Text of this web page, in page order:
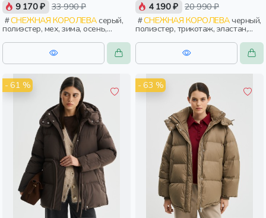
9 170 ₽ 33 990 ₽
СНЕЖНАЯ КОРОЛЕВАсерый,
полиэстер, мех, зима, осень,
россия, прямые, застежка,
утепленные, стеганые, кнопки,
прорези, карман, воротник, пояс,
женщины, взрослые
4 190 ₽ 20 990 ₽
СНЕЖНАЯ КОРОЛЕВАчерный,
полиэстер, трикотаж, эластан,
зима, осень, россия, прямые,
удлиненные, капюшон, застежка,
утепленные, клапан, карман,
женщины, взрослые
- 61 %
- 63 %